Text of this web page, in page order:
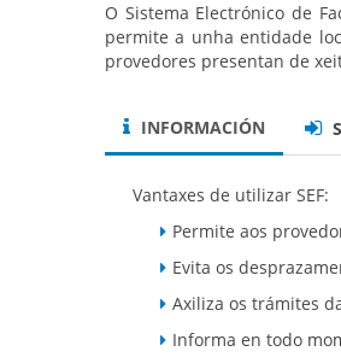
O Sistema Electrónico de
permite a unha entidade
provedores presentan de
INFORMACIÓN
Vantaxes de utilizar SEF:
Permite aos
Evita os
Axiliza os trámites
Informa en todo